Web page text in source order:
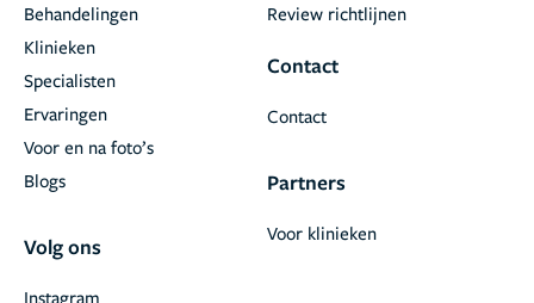
Behandelingen
Klinieken
Specialisten
Ervaringen
Voor en na foto’s
Blogs
Volg ons
Instagram
Review richtlijnen
Contact
Contact
Partners
Voor klinieken